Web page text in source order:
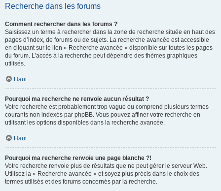
Recherche dans les forums
Comment rechercher dans les forums ?
Saisissez un terme à rechercher dans la zone de recherche située en haut des
pages d’index, de forums ou de sujets. La recherche avancée est accessible
en cliquant sur le lien « Recherche avancée » disponible sur toutes les pages
du forum. L’accès à la recherche peut dépendre des thèmes graphiques
utilisés.
Haut
Pourquoi ma recherche ne renvoie aucun résultat ?
Votre recherche est probablement trop vague ou comprend plusieurs termes
courants non indexés par phpBB. Vous pouvez affiner votre recherche en
utilisant les options disponibles dans la recherche avancée.
Haut
Pourquoi ma recherche renvoie une page blanche ?!
Votre recherche renvoie plus de résultats que ne peut gérer le serveur Web.
Utilisez la « Recherche avancée » et soyez plus précis dans le choix des
termes utilisés et des forums concernés par la recherche.